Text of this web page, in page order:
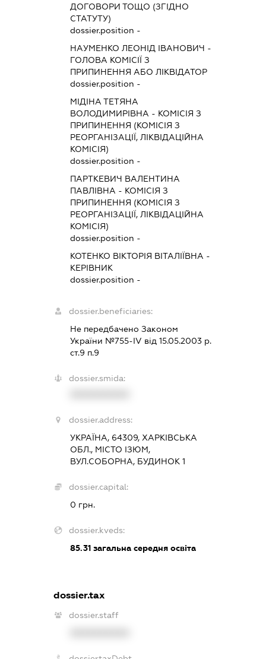
ДОГОВОРИ ТОЩО (ЗГІДНО
СТАТУТУ)
dossier.position -
НАУМЕНКО ЛЕОНІД ІВАНОВИЧ -
ГОЛОВА КОМІСІЇ З
ПРИПИНЕННЯ АБО ЛІКВІДАТОР
dossier.position -
МІДІНА ТЕТЯНА
ВОЛОДИМИРІВНА - КОМІСІЯ З
ПРИПИНЕННЯ (КОМІСІЯ З
РЕОРГАНІЗАЦІЇ, ЛІКВІДАЦІЙНА
КОМІСІЯ)
dossier.position -
ПАРТКЕВИЧ ВАЛЕНТИНА
ПАВЛІВНА - КОМІСІЯ З
ПРИПИНЕННЯ (КОМІСІЯ З
РЕОРГАНІЗАЦІЇ, ЛІКВІДАЦІЙНА
КОМІСІЯ)
dossier.position -
КОТЕНКО ВІКТОРІЯ ВІТАЛІЇВНА -
КЕРІВНИК
dossier.position -
dossier.beneficiaries:
Не передбачено Законом
України №755-IV від 15.05.2003 р.
ст.9 п.9
dossier.smida:
dossier.address:
УКРАЇНА, 64309, ХАРКІВСЬКА
ОБЛ., МІСТО ІЗЮМ,
ВУЛ.СОБОРНА, БУДИНОК 1
dossier.capital:
0 грн.
dossier.kveds:
85.31загальна середня освіта
dossier.tax
dossier.staff